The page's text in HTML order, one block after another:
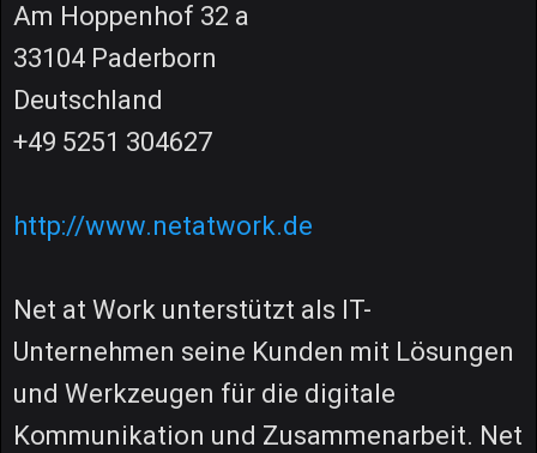
Am Hoppenhof 32 a
33104 Paderborn
Deutschland
+49 5251 304627
http://www.netatwork.de
Net at Work unterstützt als IT-
Unternehmen seine Kunden mit Lösungen
und Werkzeugen für die digitale
Kommunikation und Zusammenarbeit. Net